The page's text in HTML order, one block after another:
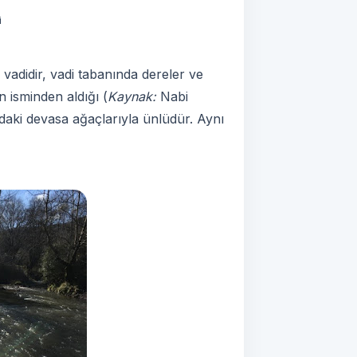
vadi tabanında dereler ve
aldığı (Kaynak:Nabi
devasa ağaçlarıyla ünlüdür. Aynı